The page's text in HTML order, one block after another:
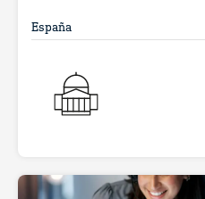
España